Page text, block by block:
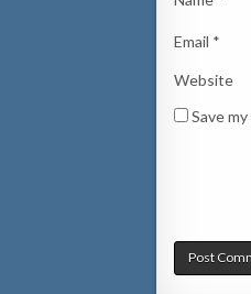
Email *
Website
Save